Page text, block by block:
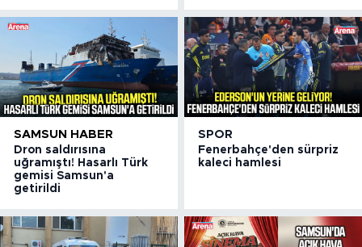
SAMSUN HABER
Dron saldırısına
uğramıştı! Hasarlı Türk
gemisi Samsun'a
getirildi
SPOR
Fenerbahçe'den sürpriz
kaleci hamlesi